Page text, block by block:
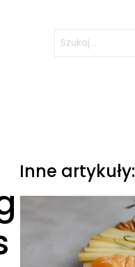
Inne artykuły: